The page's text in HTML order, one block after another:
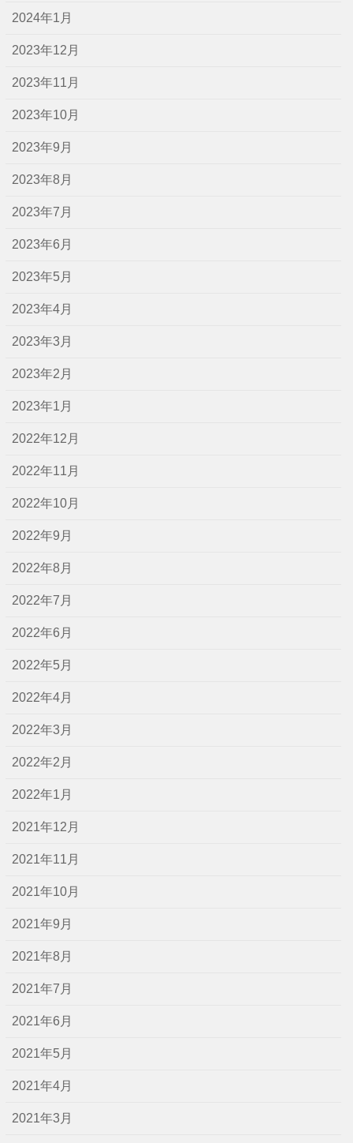
2024年1月
2023年12月
2023年11月
2023年10月
2023年9月
2023年8月
2023年7月
2023年6月
2023年5月
2023年4月
2023年3月
2023年2月
2023年1月
2022年12月
2022年11月
2022年10月
2022年9月
2022年8月
2022年7月
2022年6月
2022年5月
2022年4月
2022年3月
2022年2月
2022年1月
2021年12月
2021年11月
2021年10月
2021年9月
2021年8月
2021年7月
2021年6月
2021年5月
2021年4月
2021年3月